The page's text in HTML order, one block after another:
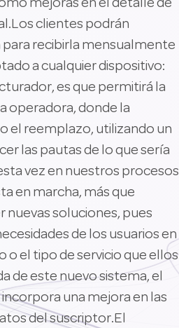
mejoras en el detalle de
clientes podrán
para recibirla mensualmente
a cualquier dispositivo:
es que permitirá la
operadora, donde la
el reemplazo, utilizando un
las pautas de lo que sería
vez en nuestros procesos
en marcha, más que
soluciones, pues
de los usuarios en
el tipo de servicio que ellos
de este nuevo sistema, el
una mejora en las
del suscriptor.El